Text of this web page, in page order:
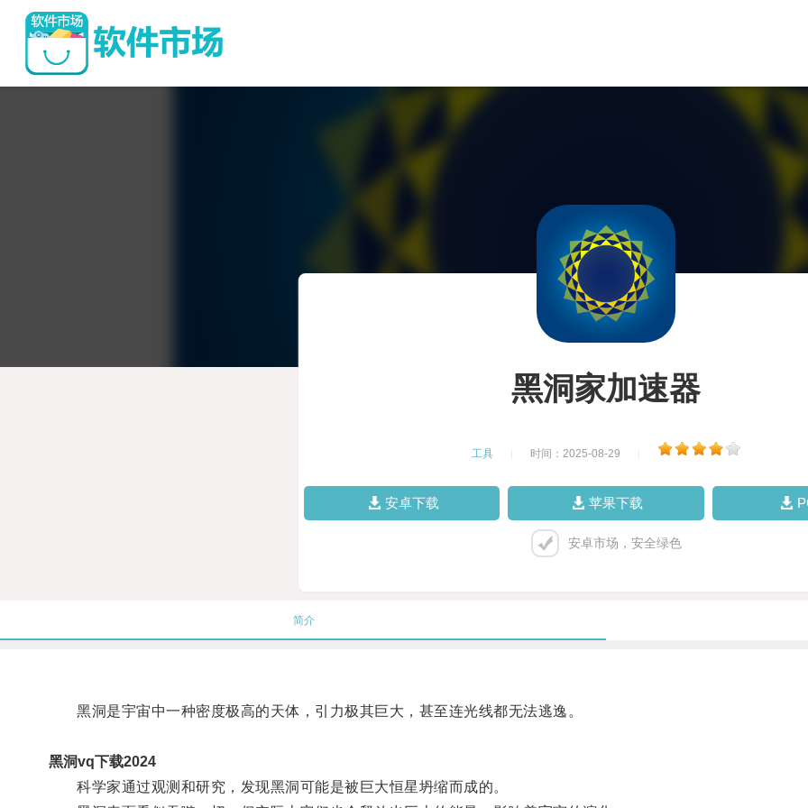
黑洞家加速器
工具 时间：2025-08-29
安卓下载 苹果下载
安卓市场，安全绿色
简介
黑洞是宇宙中一种密度极高的天体，引力极其巨大，甚至连光线都无法逃逸。
黑洞vq下载2024
科学家通过观测和研究，发现黑洞可能是被巨大恒星坍缩而成的。